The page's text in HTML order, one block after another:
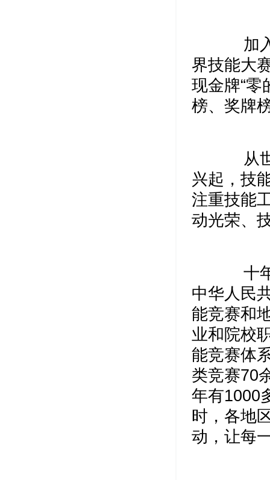
加入
界技能大
现金牌“零
榜、奖牌
从世
兴起，技
注重技能
动光荣、
十年
中华人民
能竞赛和
业和院校
能竞赛体
类竞赛70
年有1000
时，各地
动，让每